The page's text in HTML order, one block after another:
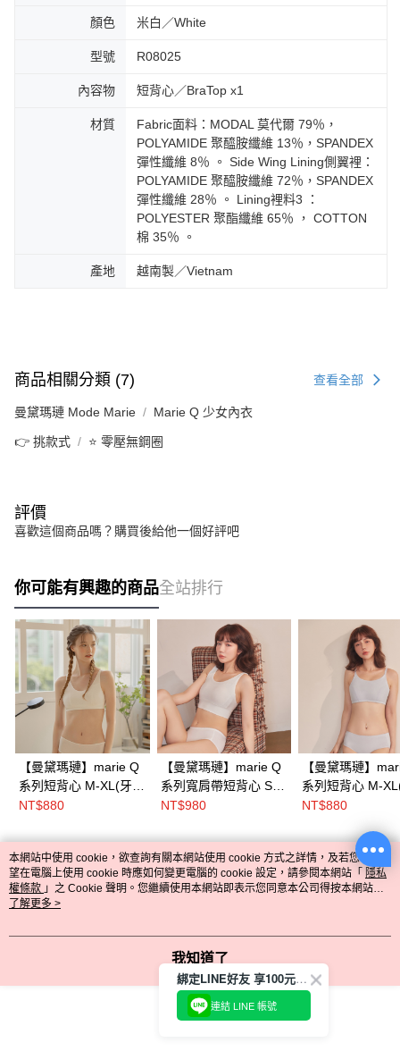
顏色 米白／White
型號 R08025
內容物 短背心／BraTop x1
材質
Fabric面料：MODAL 莫代爾 79％，
POLYAMIDE 聚醯胺纖維 13％，SPANDEX
彈性纖維 8％ 。 Side Wing Lining側翼裡：
POLYAMIDE 聚醯胺纖維 72％，SPANDEX
彈性纖維 28％ 。 Lining裡料3 ：
POLYESTER 聚酯纖維 65％ ， COTTON
棉 35％ 。
產地 越南製／Vietnam
商品相關分類 (7) 查看全部
曼黛瑪璉 Mode Marie Marie Q 少女內衣
👉 挑款式 ⭐ 零壓無鋼圈
評價
喜歡這個商品嗎？購買後給他一個好評吧
你可能有興趣的商品全站排行
【曼黛瑪璉】marie Q
系列短背心 M-XL(牙
白)
NT$880
【曼黛瑪璉】marie Q
系列寬肩帶短背心 S-
XL(米白)
NT$980
【曼黛瑪璉】
系列短背心 M-
藍)
NT$880
熱門標籤
本網站中使用 cookie，欲查詢有關本網站使用 cookie 方式之詳情，及若您不希
望在電腦上使用 cookie 時應如何變更電腦的 cookie 設定，請參閱本網站「 隱私
權條款 」之 Cookie 聲明。您繼續使用本網站即表示您同意本公司得按本網站使
用條款之 Cookie 聲明使用 cookie。
了解更多 >
我知道了
綁定LINE好友 享100元折價券
連結 LINE 帳號